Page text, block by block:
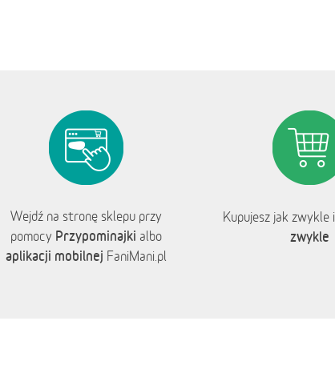
Wejdź na stronę sklepu przy
pomocy Przypominajki albo
aplikacji mobilnej FaniMani.pl
Kupujesz jak zwykle i
zwykle